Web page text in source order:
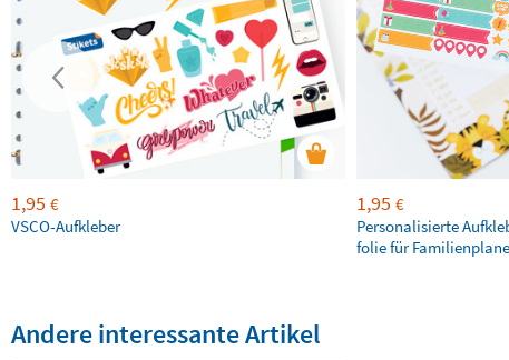
1,95 €
VSCO-Aufkleber
1,95 €
Personalisierte
folie für
Andere interessante Artikel